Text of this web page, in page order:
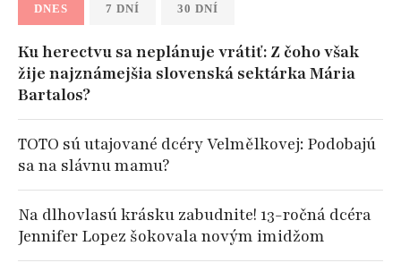
DNES 7 DNÍ 30 DNÍ
Ku herectvu sa neplánuje vrátiť: Z čoho však
žije najznámejšia slovenská sektárka Mária
Bartalos?
TOTO sú utajované dcéry Velmělkovej: Podobajú
sa na slávnu mamu?
Na dlhovlasú krásku zabudnite! 13-ročná dcéra
Jennifer Lopez šokovala novým imidžom